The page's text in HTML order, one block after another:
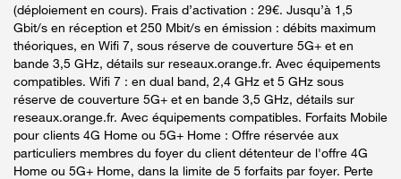
(déploiement en cours). Frais d’activation : 29€. Jusqu’à 1,5
Gbit/s en réception et 250 Mbit/s en émission : débits maximum
théoriques, en Wifi 7, sous réserve de couverture 5G+ et en
bande 3,5 GHz, détails sur reseaux.orange.fr. Avec équipements
compatibles. Wifi 7 : en dual band, 2,4 GHz et 5 GHz sous
réserve de couverture 5G+ et en bande 3,5 GHz, détails sur
reseaux.orange.fr. Avec équipements compatibles. Forfaits Mobile
pour clients 4G Home ou 5G+ Home : Offre réservée aux
particuliers membres du foyer du client détenteur de l'offre 4G
Home ou 5G+ Home, dans la limite de 5 forfaits par foyer. Perte